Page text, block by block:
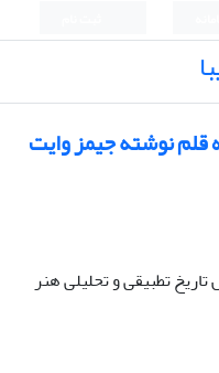
نوشته جیمز وایت
تطبیقی و تحلیلی هنر